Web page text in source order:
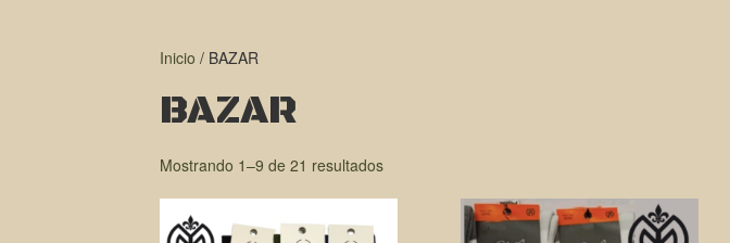
Inicio / BAZAR
BAZAR
Mostrando 1–9 de 21 resultados